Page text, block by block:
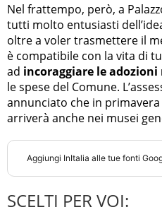
Nel frattempo, però, a
tutti molto entusiasti
oltre a voler trasmettere il
è compatibile con la vita di
ad incoraggiare le
le spese del Comune.
annunciato che in
arriverà anche nei musei
Aggiungi InItalia alle tue fonti
SCELTI PER VOI: